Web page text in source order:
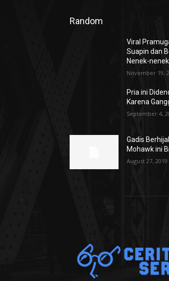
Random
Viral
Suapin dan
Nenek-nenek
November 19,
Pria ini
Karena
September 4,
Gadis
Mohawk ini
August 27, 2019